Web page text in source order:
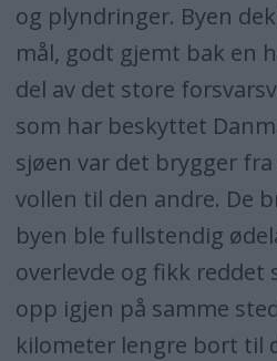
og plyndringer. Byen
mål, godt gjemt bak en
del av det store
som har beskyttet
sjøen var det brygger
vollen til den andre. De
byen ble fullstendig
overlevde og fikk reddet
opp igjen på samme
kilometer lengre bort til